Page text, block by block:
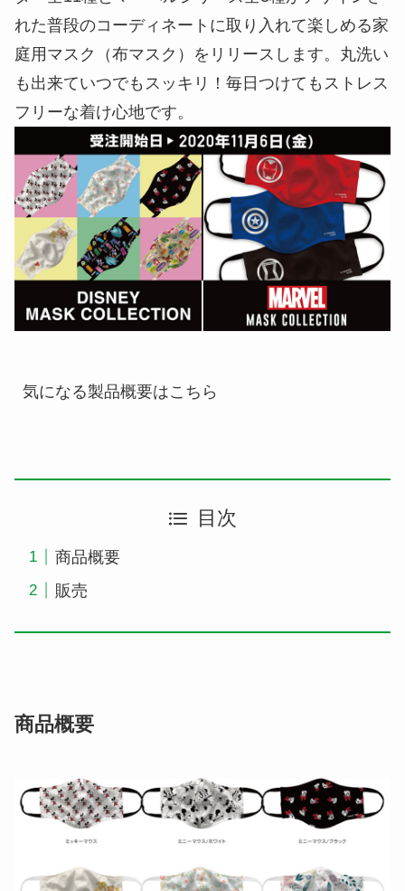
れた普段のコーディネートに取り入れて楽しめる家
庭用マスク（布マスク）をリリースします。丸洗い
も出来ていつでもスッキリ！毎日つけてもストレス
フリーな着け心地です。
気になる製品概要はこちら
目次
商品概要
販売
商品概要